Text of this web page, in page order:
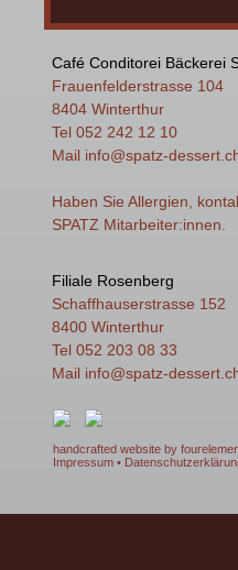
Café Conditorei Bäckerei
Frauenfelderstrasse 104
8404 Winterthur
Tel 052 242 12 10
Mail info@spatz-
Haben Sie Allergien,
SPATZ Mitarbeiter:innen.
Filiale Rosenberg
Schaffhauserstrasse 152
8400 Winterthur
Tel 052 203 08 33
Mail info@spatz-
handcrafted website by
Impressum •